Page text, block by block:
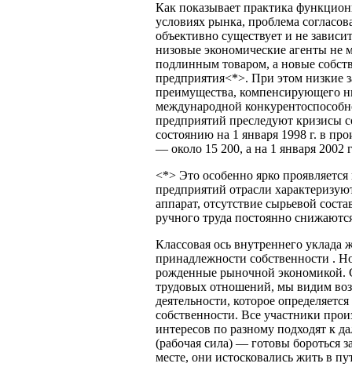
Как показывает практика
условиях рынка, проблема
объективно существует и не
низовые экономические агенты не
подлинным товаром, а новые
предприятия<*>. При этом низкие
преимущества, компенсирующего
международной
предприятий преследуют кризисы
состоянию на 1 января 1998 г. в
— около 15 200, а на 1 января 2002
<*> Это особенно ярко
предприятий отрасли
аппарат, отсутствие сырьевой
ручного труда постоянно
Классовая ось внутреннего уклада
принадлежности собственности .
рожденные рыночной экономикой.
трудовых отношений, мы видим
деятельности, которое
собственности. Все участники
интересов по разному подходят к
(рабочая сила) — готовы бороться
месте, они истосковались жить в